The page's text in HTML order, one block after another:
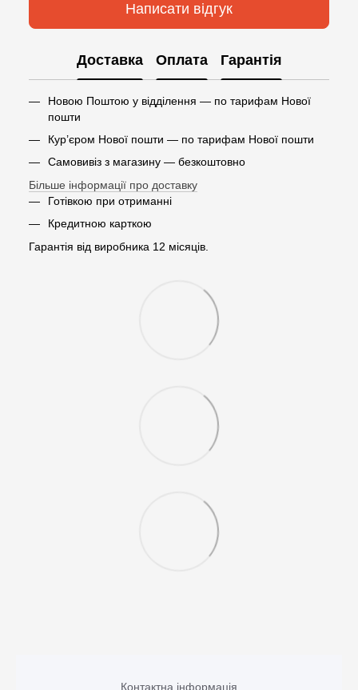
Написати відгук
Доставка Оплата Гарантія
Новою Поштою у відділення — по тарифам Нової
пошти
Кур’єром Нової пошти — по тарифам Нової пошти
Самовивіз з магазину — безкоштовно
Більше інформації про доставку
Готівкою при отриманні
Кредитною карткою
Гарантія від виробника 12 місяців.
Контактна інформація